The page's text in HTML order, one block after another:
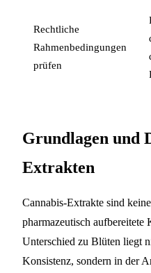
Rechtliche
Rahmenbedingungen
prüfen
Grundlagen und
Extrakten
Cannabis-Extrakte sind
pharmazeutisch aufbereitete
Unterschied zu Blüten liegt
Konsistenz, sondern in der